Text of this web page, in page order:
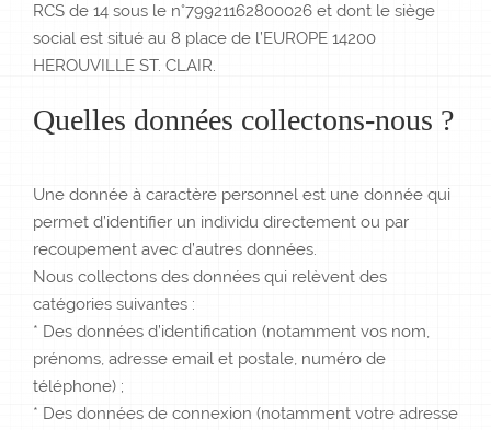
RCS de 14 sous le n°79921162800026 et dont le siège
social est situé au 8 place de l’EUROPE 14200
HEROUVILLE ST. CLAIR.
Quelles données collectons-nous ?
Une donnée à caractère personnel est une donnée qui
permet d’identifier un individu directement ou par
recoupement avec d’autres données.
Nous collectons des données qui relèvent des
catégories suivantes :
* Des données d’identification (notamment vos nom,
prénoms, adresse email et postale, numéro de
téléphone) ;
* Des données de connexion (notamment votre adresse